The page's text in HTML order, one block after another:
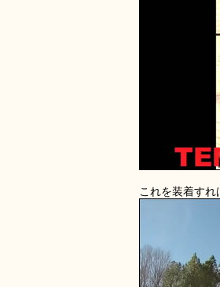
これを装着すれ